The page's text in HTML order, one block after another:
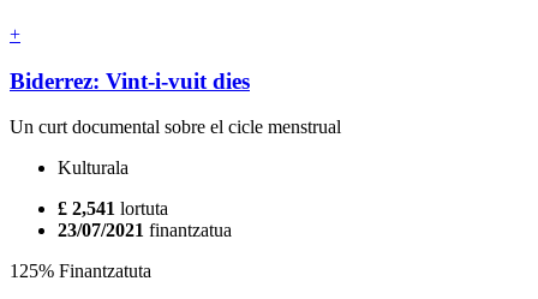
+
Biderrez: Vint-i-vuit dies
Un curt documental sobre el cicle menstrual
Kulturala
£ 2,541 lortuta
23/07/2021 finantzatua
125% Finantzatuta